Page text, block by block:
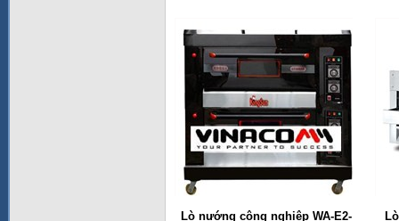
Lò nướng công nghiệp WA-E2-